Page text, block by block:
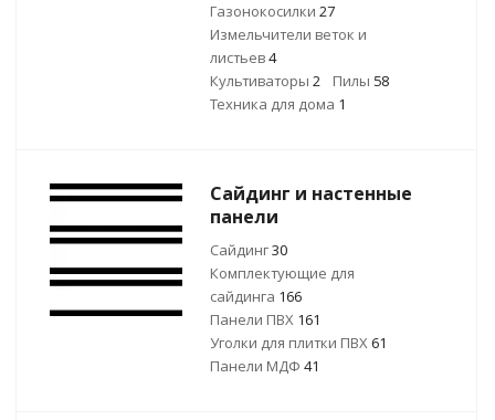
Газонокосилки 27
Измельчители веток и
листьев4
Культиваторы 2 Пилы 58
Техника для дома 1
Сайдинг и настенные
панели
Сайдинг30
Комплектующие для
сайдинга 166
Панели ПВХ 161
Уголки для плитки ПВХ61
Панели МДФ 41